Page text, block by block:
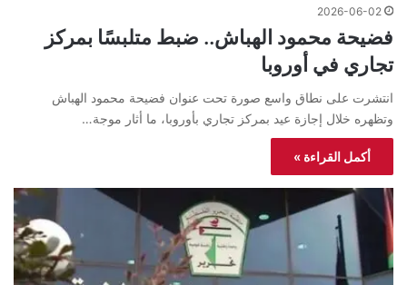
2026-06-02
فضيحة محمود الهباش.. ضبط متلبسًا بمركز
تجاري في أوروبا
انتشرت على نطاق واسع صورة تحت عنوان فضيحة محمود الهباش
وتظهره خلال إجازة عيد بمركز تجاري بأوروبا، ما أثار موجة…
أكمل القراءة »